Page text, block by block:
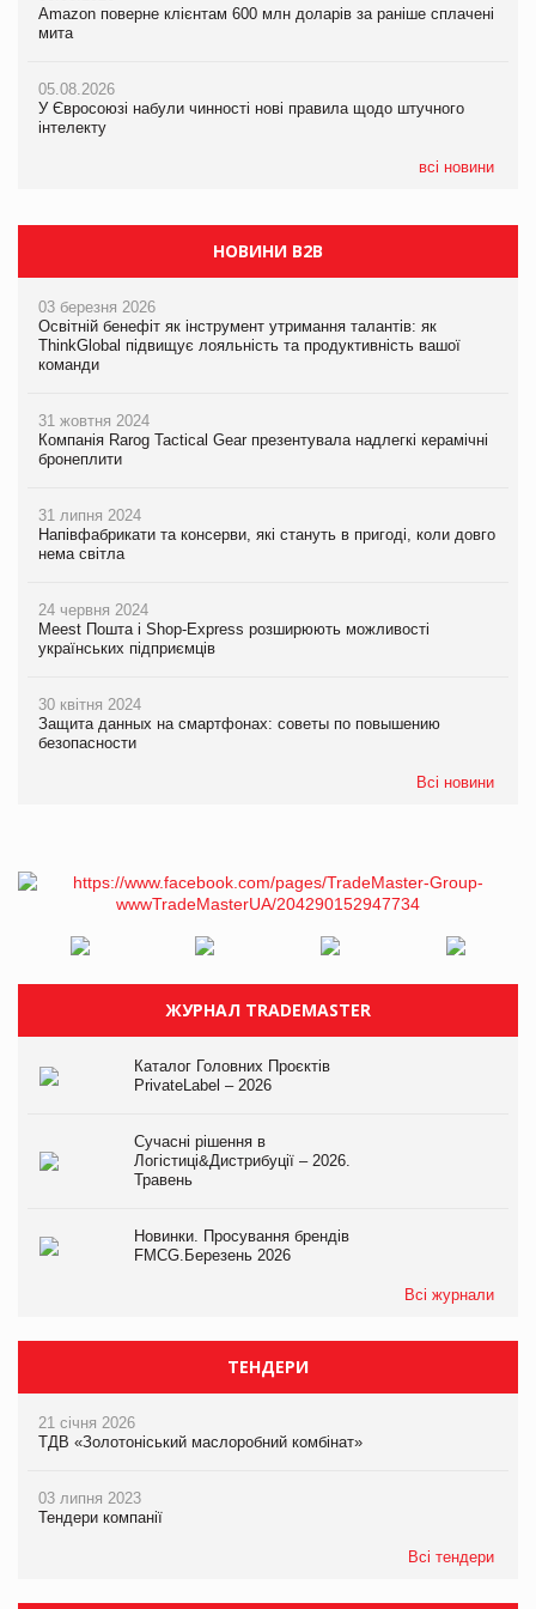
Amazon поверне клієнтам 600 млн доларів за раніше сплачені
мита
05.08.2026
У Євросоюзі набули чинності нові правила щодо штучного
інтелекту
всі новини
Amazon поверне клієнтам 600 млн доларів за раніше сплачені
мита
05.08.2026
У Євросоюзі набули чинності нові правила щодо штучного
інтелекту
У Євросоюзі набули чинності нові правила щодо штучного
інтелекту
05.08.2026
Рекламна платформа вимагає від Google компенсацію за
втрату 6,9 трлн рекламних показів
НОВИНИ B2B
03 березня 2026
Освітній бенефіт як інструмент утримання талантів: як
ThinkGlobal підвищує лояльність та продуктивність вашої
команди
31 жовтня 2024
Компанія Rarog Tactical Gear презентувала надлегкі керамічні
бронеплити
31 липня 2024
Напівфабрикати та консерви, які стануть в пригоді, коли довго
нема світла
24 червня 2024
Meest Пошта і Shop-Express розширюють можливості
українських підприємців
30 квітня 2024
Защита данных на смартфонах: советы по повышению
безопасности
Всі новини
ЖУРНАЛ TRADEMASTER
Каталог Головних Проєктів
PrivateLabel – 2026
Сучасні рішення в
Логістиці&Дистрибуції – 2026.
Травень
Новинки. Просування брендів
FMCG.Березень 2026
Всі журнали
ТЕНДЕРИ
21 січня 2026
ТДВ «Золотоніський маслоробний комбінат»
03 липня 2023
Тендери компанії
Всі тендери